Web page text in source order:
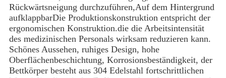
Rückwärtsneigung durchzuführen,Auf dem Hintergrund
aufklappbarDie Produktionskonstruktion entspricht der
ergonomischen Konstruktion.die die Arbeitsintensität
des medizinischen Personals wirksam reduzieren kann.
Schönes Aussehen, ruhiges Design, hohe
Oberflächenbeschichtung, Korrosionsbeständigkeit, der
Bettkörper besteht aus 304 Edelstahl fortschrittlichen